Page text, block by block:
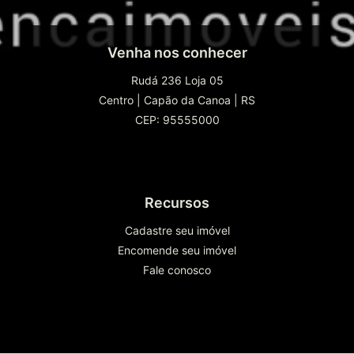
Venha nos conhecer
Rudá 236 Loja 05
Centro
Capão da Canoa
RS
CEP: 95555000
Recursos
Cadastre seu imóvel
Encomende seu imóvel
Fale conosco